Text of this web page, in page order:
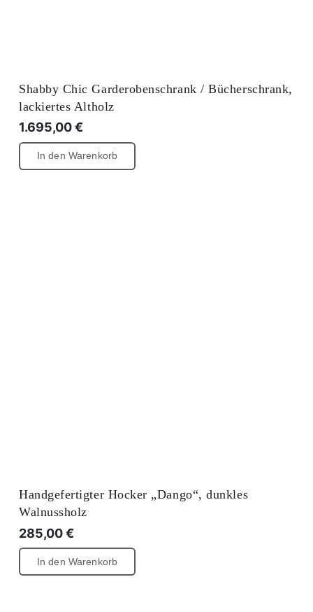
Shabby Chic Garderobenschrank / Bücherschrank,
lackiertes Altholz
1.695,00€
In den Warenkorb
Handgefertigter Hocker „Dango“, dunkles
Walnussholz
285,00€
In den Warenkorb